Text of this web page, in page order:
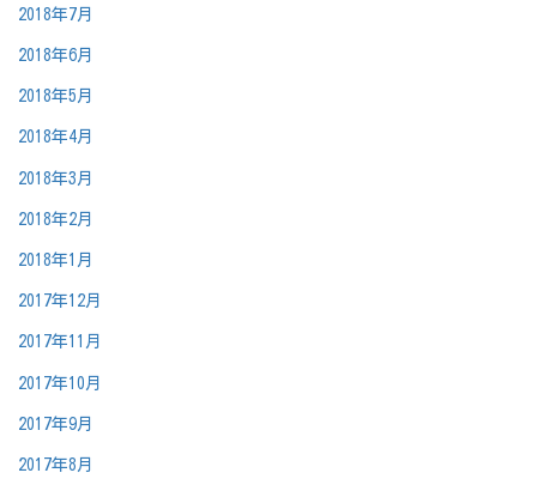
2018年7月
2018年6月
2018年5月
2018年4月
2018年3月
2018年2月
2018年1月
2017年12月
2017年11月
2017年10月
2017年9月
2017年8月